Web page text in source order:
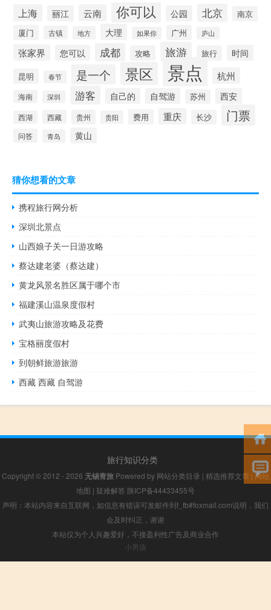
上海 丽江 云南 你可以 公园 北京
南京
厦门
古镇 地方 大理 如果你 广州 庐山
张家界 您可以 成都 攻略 旅游 旅行 时间
昆明 春节 是一个 景区 景点 杭州
海南 深圳 游客 自己的 自驾游 苏州 西安
西湖 西藏 贵州 贵阳 费用 重庆 长沙 门票
问答 青岛 黄山
猜你想看的文章
携程旅行网分析
深圳北景点
山西娘子关一日游攻略
蔡达建老婆（蔡达建）
黄龙风景名胜区属于哪个市
福建溪山温泉度假村
武夷山旅游攻略及花费
宝格丽度假村
到朝鲜旅游旅游
西藏 西藏 自驾游
旅行知识分类
Copyright © 2012 - 2026 无锡青旅 Powered by 网站分类目录 | 精选推荐文章 |网站
地图 | 疑难解答 陕ICP备44433455号
声明：本站内容来自互联网，如信息有错误可发邮件到f_fb#foxmail.com说明，我们
会及时纠正，谢谢
本站仅为个人兴趣爱好，不接盈利性广告及商业合作
小男孩